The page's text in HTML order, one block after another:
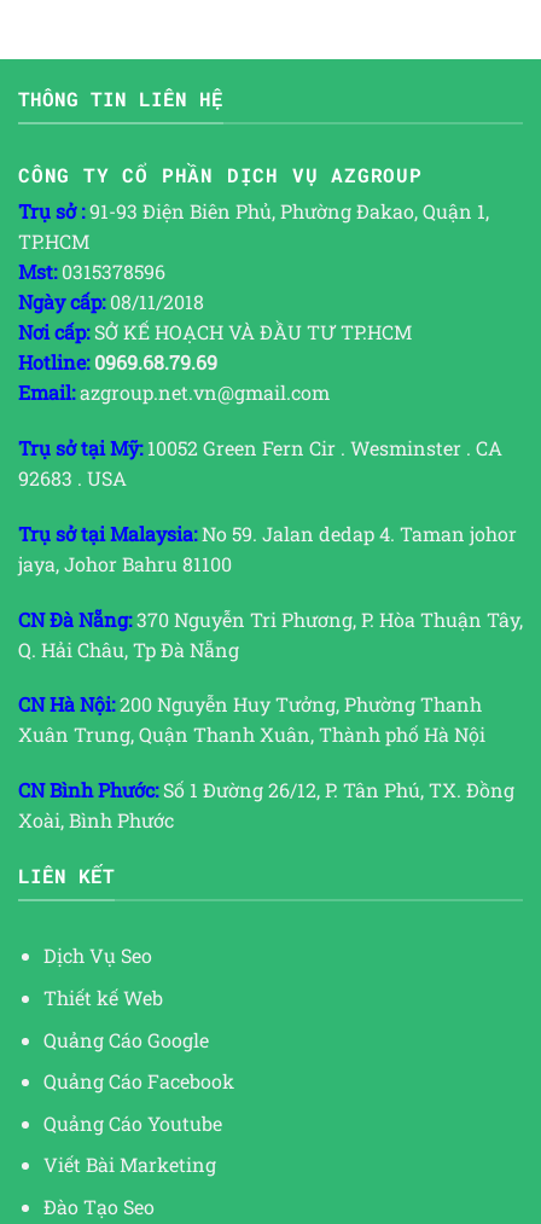
THÔNG TIN LIÊN HỆ
CÔNG TY CỔ PHẦN DỊCH VỤ AZGROUP
Trụ sở :91-93 Điện Biên Phủ, Phường Đakao, Quận 1,
TP.HCM
Mst:0315378596
Ngày cấp:08/11/2018
Nơi cấp:SỞ KẾ HOẠCH VÀ ĐẦU TƯ TP.HCM
Hotline: 0969.68.79.69
Email:azgroup.net.vn@gmail.com
Trụ sở tại Mỹ:10052 Green Fern Cir . Wesminster . CA
92683 . USA
Trụ sở tại Malaysia:No 59. Jalan dedap 4. Taman johor
jaya, Johor Bahru 81100
CN Đà Nẵng:370 Nguyễn Tri Phương, P. Hòa Thuận Tây,
Q. Hải Châu, Tp Đà Nẵng
CN Hà Nội:200 Nguyễn Huy Tưởng, Phường Thanh
Xuân Trung, Quận Thanh Xuân, Thành phố Hà Nội
CN Bình Phước:Số 1 Đường 26/12, P. Tân Phú, TX. Đồng
Xoài, Bình Phước
LIÊN KẾT
Dịch Vụ Seo
Thiết kế Web
Quảng Cáo Google
Quảng Cáo Facebook
Quảng Cáo Youtube
Viết Bài Marketing
Đào Tạo Seo